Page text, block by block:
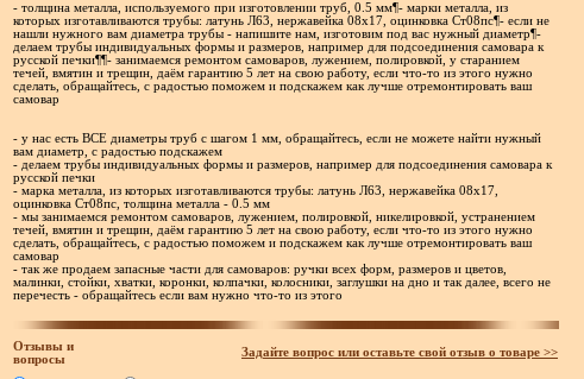
- толщина металла, используемого при изготовлении труб, 0.5 мм¶- марки металла, из
которых изготавливаются трубы: латунь Л63, нержавейка 08х17, оцинковка Ст08пс¶- если не
нашли нужного вам диаметра трубы - напишите нам, изготовим под вас нужный диаметр¶-
делаем трубы индивидуальных формы и размеров, например для подсоединения самовара к
русской печки¶¶- занимаемся ремонтом самоваров, лужением, полировкой, у старанием
течей, вмятин и трещин, даём гарантию 5 лет на свою работу, если что-то из этого нужно
сделать, обращайтесь, с радостью поможем и подскажем как лучше отремонтировать ваш
самовар
- у нас есть ВСЕ диаметры труб с шагом 1 мм, обращайтесь, если не можете найти нужный
вам диаметр, с радостью подскажем
- делаем трубы индивидуальных формы и размеров, например для подсоединения самовара к
русской печки
- марка металла, из которых изготавливаются трубы: латунь Л63, нержавейка 08х17,
оцинковка Ст08пс, толщина металла - 0.5 мм
- мы занимаемся ремонтом самоваров, лужением, полировкой, никелировкой, устранением
течей, вмятин и трещин, даём гарантию 5 лет на свою работу, если что-то из этого нужно
сделать, обращайтесь, с радостью поможем и подскажем как лучше отремонтировать ваш
самовар
- так же продаем запасные части для самоваров: ручки всех форм, размеров и цветов,
малинки, стойки, хватки, коронки, колпачки, колосники, заглушки на дно и так далее, всего не
перечесть - обращайтесь если вам нужно что-то из этого
Отзывы и
вопросы
Задайте вопрос или оставьте свой отзыв о товаре >>